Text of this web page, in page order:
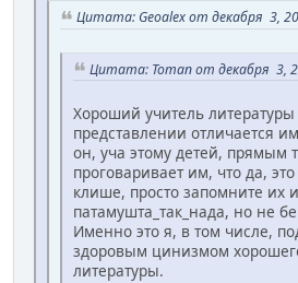
Цитата: Geoalex от декабря 3,
Цитата: Toman от декабря 3,
Хороший учитель
представлении отличается
он, уча этому детей, прямым
проговаривает им, что да,
клише, просто запомните их
патамушта_так_нада, но не
Именно это я, в том числе,
здоровым цинизмом
литературы.